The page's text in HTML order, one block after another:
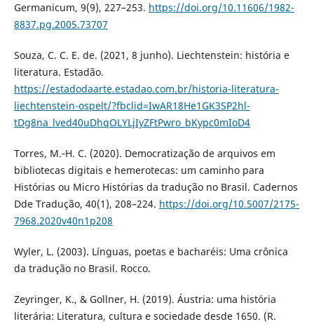
Germanicum, 9(9), 227–253. https://doi.org/10.11606/1982-
8837.pg.2005.73707
Souza, C. C. E. de. (2021, 8 junho). Liechtenstein: história e
literatura. Estadão.
https://estadodaarte.estadao.com.br/historia-literatura-
liechtenstein-ospelt/?fbclid=IwAR18He1GK3SP2hl-
tDg8na_lved40uDhqOLYLjIyZFtPwro_bKypc0mIoD4
Torres, M.‑H. C. (2020). Democratização de arquivos em
bibliotecas digitais e hemerotecas: um caminho para
Histórias ou Micro Histórias da tradução no Brasil. Cadernos
Dde Tradução, 40(1), 208–224. https://doi.org/10.5007/2175-
7968.2020v40n1p208
Wyler, L. (2003). Línguas, poetas e bacharéis: Uma crônica
da tradução no Brasil. Rocco.
Zeyringer, K., & Gollner, H. (2019). Áustria: uma história
literária: Literatura, cultura e sociedade desde 1650. (R.